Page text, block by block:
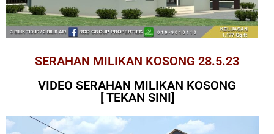
SERAHAN MILIKAN KOSONG 28.5.23
VIDEO SERAHAN MILIKAN KOSONG
[ TEKAN SINI]